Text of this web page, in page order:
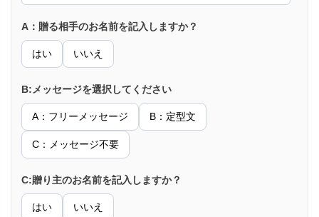
A：贈る相手のお名前を記入しますか？
はい いいえ
B:メッセージを選択してください
A：フリーメッセージ B：定型文
C：メッセージ不要
C:贈り主のお名前を記入しますか？
はい いいえ